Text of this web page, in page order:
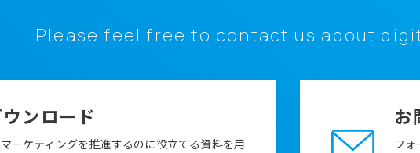
Please feel free to contact us about
ンロード
ーケティングを推進するのに役立てる資料を用
お
フ